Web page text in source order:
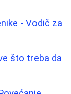
- Vodič za
što treba da